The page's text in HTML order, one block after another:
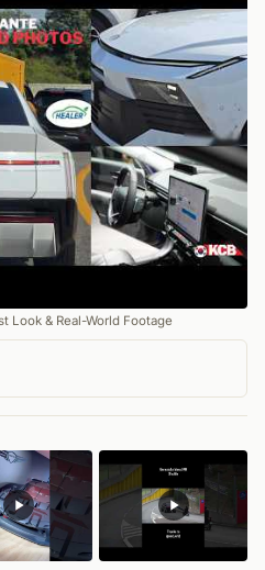
Look & Real-World Footage